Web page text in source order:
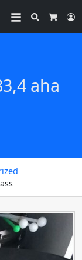
Search
aha